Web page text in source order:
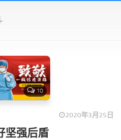
10
2020年3月25日
坚强后盾